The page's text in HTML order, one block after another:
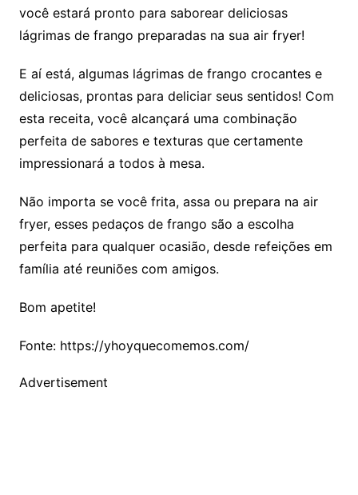
você estará pronto para saborear deliciosas
lágrimas de frango preparadas na sua air fryer!
E aí está, algumas lágrimas de frango crocantes e
deliciosas, prontas para deliciar seus sentidos! Com
esta receita, você alcançará uma combinação
perfeita de sabores e texturas que certamente
impressionará a todos à mesa.
Não importa se você frita, assa ou prepara na air
fryer, esses pedaços de frango são a escolha
perfeita para qualquer ocasião, desde refeições em
família até reuniões com amigos.
Bom apetite!
Fonte: https://yhoyquecomemos.com/
Advertisement